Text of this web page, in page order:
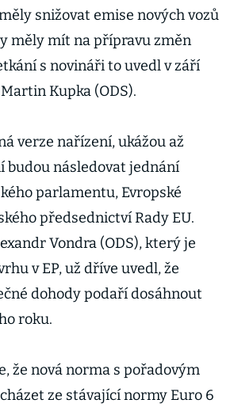
snižovat emise nových vozů
měly mít na přípravu změn
s novináři to uvedl v září
Kupka (ODS).
verze nařízení, ukážou až
budou následovat jednání
parlamentu, Evropské
předsednictví Rady EU.
Vondra (ODS), který je
v EP, už dříve uvedl, že
dohody podaří dosáhnout
roku.
že nová norma s pořadovým
ze stávající normy Euro 6